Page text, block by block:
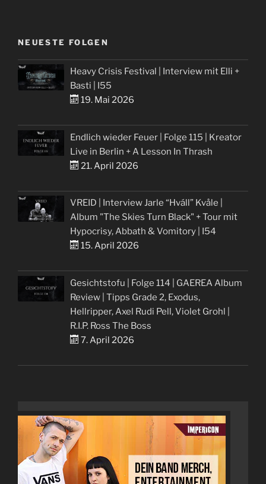
NEUESTE FOLGEN
Heavy Crisis Festival | Interview mit Elli +
Basti | I55
19. Mai 2026
Endlich wieder Feuer | Folge 115 | Kreator
Live in Berlin + A Lesson In Thrash
21. April 2026
VREID | Interview Jarle “Hváll” Kvåle |
Album "The Skies Turn Black" + Tour mit
Hypocrisy, Abbath & Vomitory | I54
15. April 2026
Gesichtstofu | Folge 114 | GAEREA Album
Review | Tipps Grade 2, Exodus,
Hellripper, Axel Rudi Pell, Violet Grohl |
R.I.P. Ross The Boss
7. April 2026